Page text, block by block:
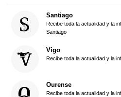
Santiago
Recibe toda la actualidad y la
Santiago
Vigo
Recibe toda la actualidad y la
Ourense
Recibe toda la actualidad y la